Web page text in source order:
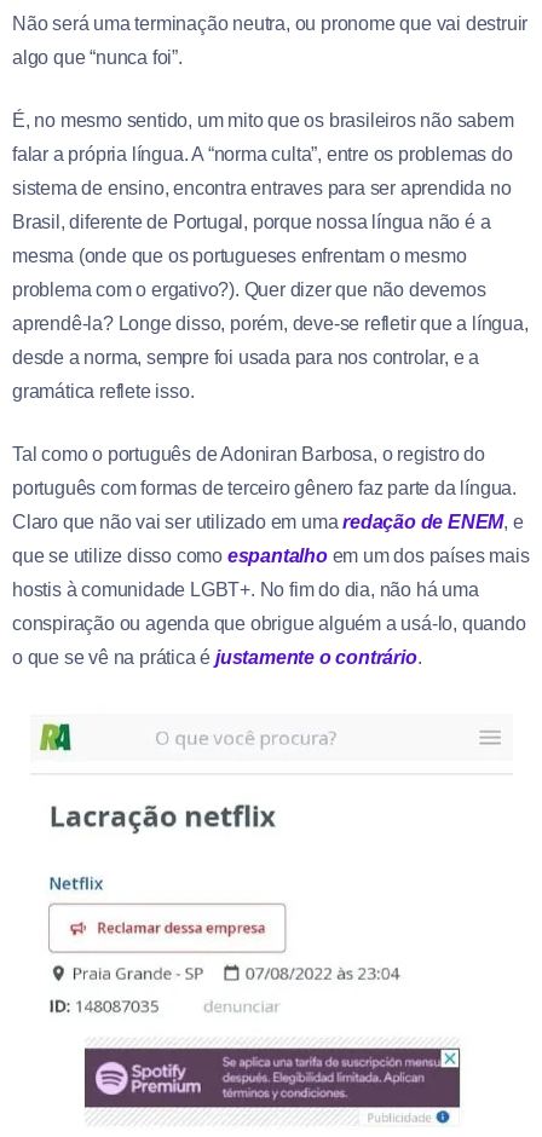
Não será uma terminação neutra, ou pronome que vai destruir
algo que “nunca foi”.
É, no mesmo sentido, um mito que os brasileiros não sabem
falar a própria língua. A “norma culta”, entre os problemas do
sistema de ensino, encontra entraves para ser aprendida no
Brasil, diferente de Portugal, porque nossa língua não é a
mesma (onde que os portugueses enfrentam o mesmo
problema com o ergativo?). Quer dizer que não devemos
aprendê-la? Longe disso, porém, deve-se refletir que a língua,
desde a norma, sempre foi usada para nos controlar, e a
gramática reflete isso.
Tal como o português de Adoniran Barbosa, o registro do
português com formas de terceiro gênero faz parte da língua.
Claro que não vai ser utilizado em umaredação de ENEM, e
que se utilize disso como espantalhoem um dos países mais
hostis à comunidade LGBT+. No fim do dia, não há uma
conspiração ou agenda que obrigue alguém a usá-lo, quando
o que se vê na prática éjustamente o contrário.